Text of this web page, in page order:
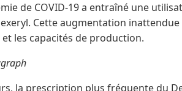
de COVID-19 a entraîné une
Cette augmentation
les capacités de production.
la prescription plus fréquente du